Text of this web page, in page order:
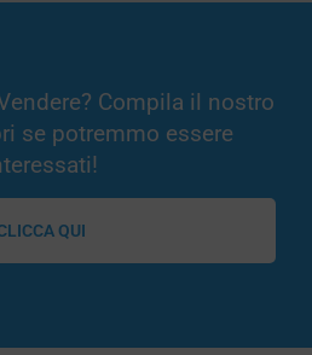
Compila il nostro
se potremmo essere
QUI